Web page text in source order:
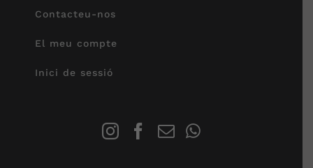
Contacteu-nos
El meu compte
Inici de sessió